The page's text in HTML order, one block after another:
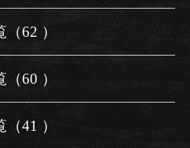
62 ）
60 ）
41 ）